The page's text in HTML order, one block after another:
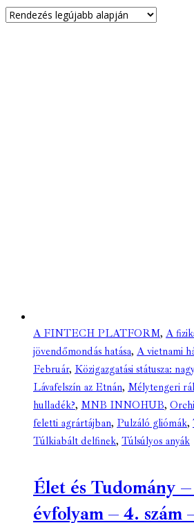
A FINTECH PLATFORM, A
jövendőmondás hatása, A vietnami
Február, Közigazgatási státusza:
Lávafelszín az Etnán, Mélytengeri
hulladék?, MNB INNOHUB,
feletti agrártájban, Pulzáló gliómák,
Túlkiabált delfinek, Túlsúlyos anyák
Élet és Tudomány
évfolyam – 4. szám